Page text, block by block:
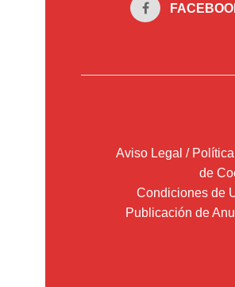
Aviso Legal /
de
Condiciones de
Publicación de